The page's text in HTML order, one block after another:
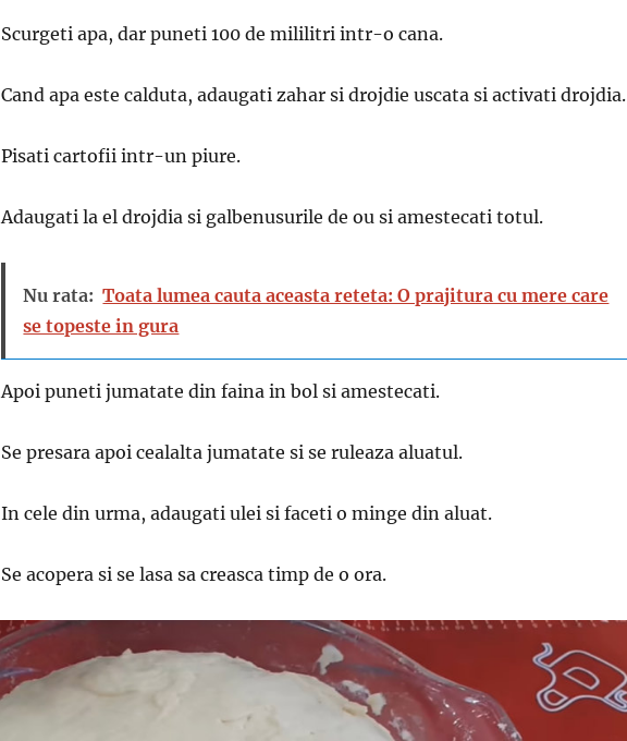
Scurgeti apa, dar puneti 100 de mililitri intr-o cana.
Cand apa este calduta, adaugati zahar si drojdie uscata si activati drojdia.
Pisati cartofii intr-un piure.
Adaugati la el drojdia si galbenusurile de ou si amestecati totul.
Nu rata: Toata lumea cauta aceasta reteta: O prajitura cu mere care
se topeste in gura
Apoi puneti jumatate din faina in bol si amestecati.
Se presara apoi cealalta jumatate si se ruleaza aluatul.
In cele din urma, adaugati ulei si faceti o minge din aluat.
Se acopera si se lasa sa creasca timp de o ora.